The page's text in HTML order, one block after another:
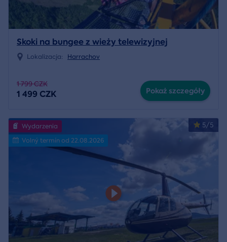
Skoki na bungee z wieży telewizyjnej
Lokalizacja: Harrachov
1 799 CZK
1 499 CZK Pokaż szczegóły
5/5
Wydarzenia
Volný termín od 22.08.2026